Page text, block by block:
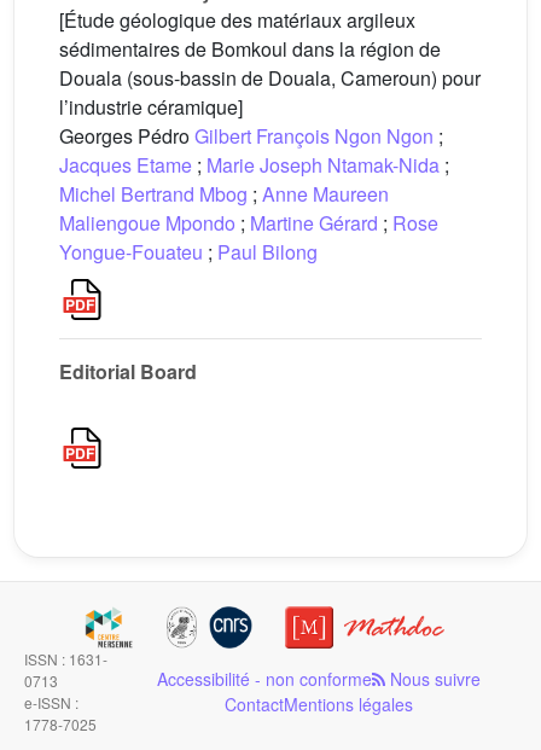
[Étude géologique des matériaux argileux
sédimentaires de Bomkoul dans la région de
Douala (sous-bassin de Douala, Cameroun) pour
l’industrie céramique]
Georges PédroGilbert François Ngon Ngon ;
Jacques Etame ; Marie Joseph Ntamak-Nida ;
Michel Bertrand Mbog ; Anne Maureen
Maliengoue Mpondo ; Martine Gérard ; Rose
Yongue-Fouateu ; Paul Bilong
Editorial Board
ISSN : 1631-
0713
e-ISSN :
1778-7025
Accessibilité - non conforme Nous suivre
ContactMentions légales